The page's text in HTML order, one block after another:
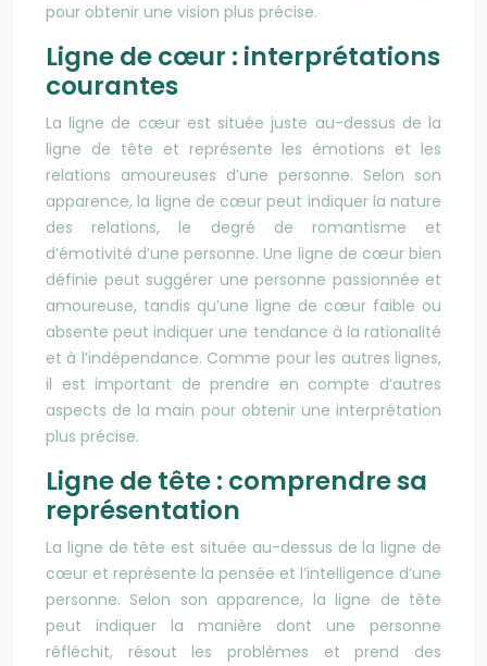
pour obtenir une vision plus précise.
Ligne de cœur : interprétations
courantes
La ligne de cœur est située juste au-dessus de la
ligne de tête et représente les émotions et les
relations amoureuses d’une personne. Selon son
apparence, la ligne de cœur peut indiquer la nature
des relations, le degré de romantisme et
d’émotivité d’une personne. Une ligne de cœur bien
définie peut suggérer une personne passionnée et
amoureuse, tandis qu’une ligne de cœur faible ou
absente peut indiquer une tendance à la rationalité
et à l’indépendance. Comme pour les autres lignes,
il est important de prendre en compte d’autres
aspects de la main pour obtenir une interprétation
plus précise.
Ligne de tête : comprendre sa
représentation
La ligne de tête est située au-dessus de la ligne de
cœur et représente la pensée et l’intelligence d’une
personne. Selon son apparence, la ligne de tête
peut indiquer la manière dont une personne
réfléchit, résout les problèmes et prend des